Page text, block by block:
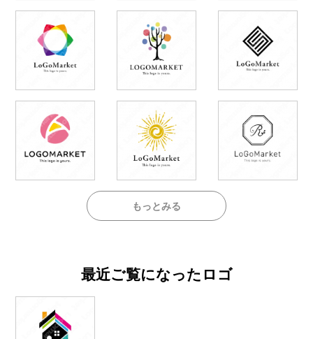
もっとみる
最近ご覧になったロゴ